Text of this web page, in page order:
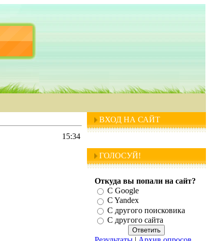
15:34
ВХОД НА САЙТ
ГОЛОСУЙ!
Откуда вы попали на сайт?
С Google
C Yandex
C другого поисковика
С другого сайта